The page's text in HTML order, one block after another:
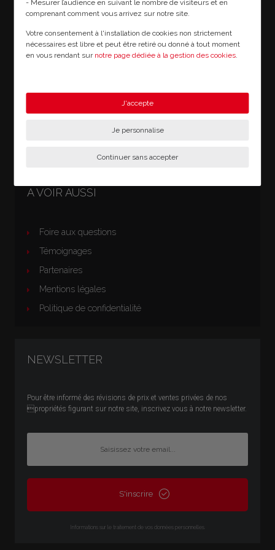
Argentat sur dordogne
Egletons
A VOIR AUSSI
Foire aux questions
Témoignages
Partenaires
Mentions légales
Politique de confidentialité
NEWSLETTER
Pour être informé des révisions de prix et ventes privées de nos
propriétés figurant sur notre site, inscrivez vous à notre newsletter.
S'inscrire
Infor­ma­tions sur le trai­te­ment de vos don­nées per­son­nelles.
- Mesurer l’audience en suivant le nombre de visiteurs et en
comprenant comment vous arrivez sur notre site.
Votre consentement à l'installation de cookies non strictement
nécessaires est libre et peut être retiré ou donné à tout moment
en vous rendant sur notre page dédiée à la gestion des cookies
J'accepte
Je personnalise
Continuer sans accepter